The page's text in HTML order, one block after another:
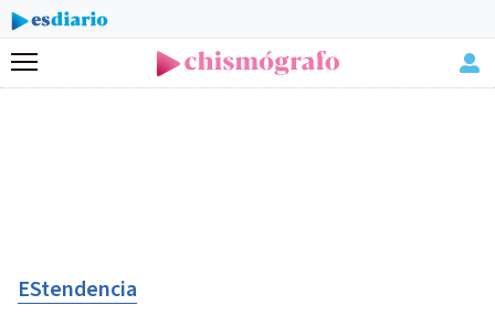
Menú
EStendencia